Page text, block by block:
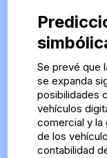
Se prevé que
se expanda
posibilidades
vehículos
comercial y la
de los
contabilidad